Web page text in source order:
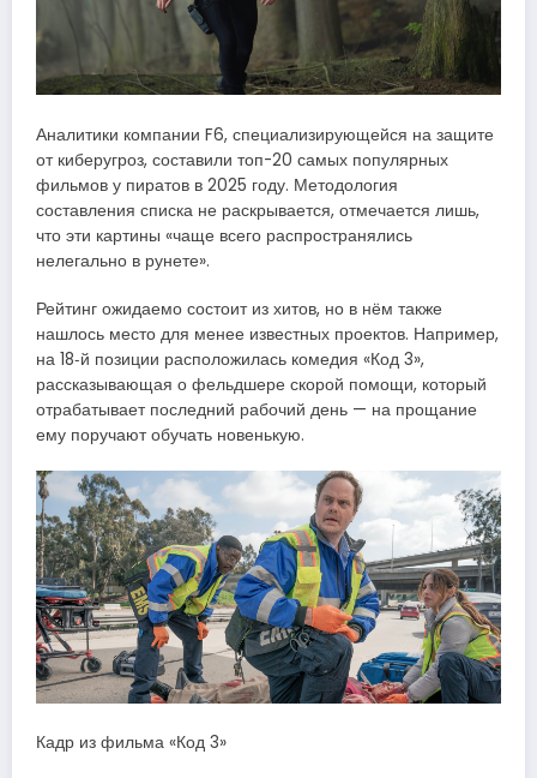
Аналитики компании F6, специализирующейся на защите
от киберугроз, составили топ-20 самых популярных
фильмов у пиратов в 2025 году. Методология
составления списка не раскрывается, отмечается лишь,
что эти картины «чаще всего распространялись
нелегально в рунете».
Рейтинг ожидаемо состоит из хитов, но в нём также
нашлось место для менее известных проектов. Например,
на 18‑й позиции расположилась комедия «Код 3»,
рассказывающая о фельдшере скорой помощи, который
отрабатывает последний рабочий день — на прощание
ему поручают обучать новенькую.
Кадр из фильма «Код 3»